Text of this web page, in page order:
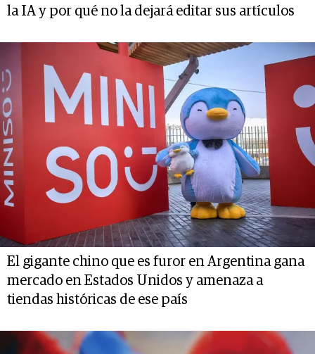
la IA y por qué no la dejará editar sus artículos
El gigante chino que es furor en Argentina gana
mercado en Estados Unidos y amenaza a
tiendas históricas de ese país